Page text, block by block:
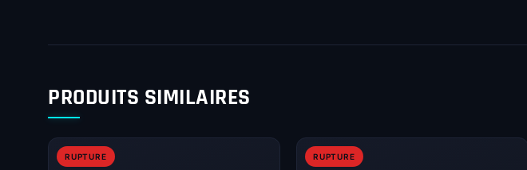
PRODUITS SIMILAIRES
RUPTURE RUPTURE